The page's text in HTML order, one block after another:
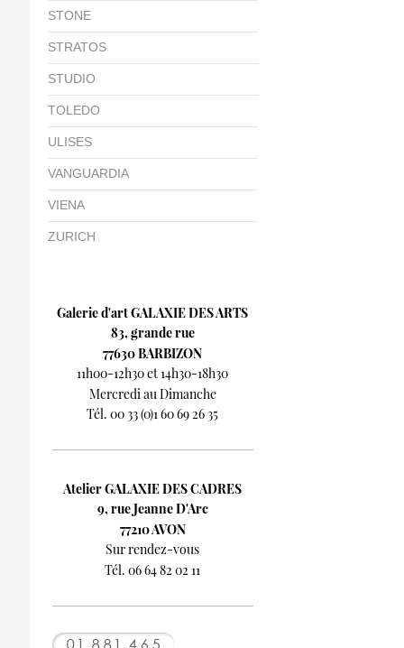
STONE
STRATOS
STUDIO
TOLEDO
ULISES
VANGUARDIA
VIENA
ZURICH
Galerie d'art GALAXIE DES ARTS
83, grande rue
77630 BARBIZON
11h00-12h30 et 14h30-18h30
Mercredi au Dimanche
Tél. 00 33 (0)1 60 69 26 35
Atelier GALAXIE DES CADRES
9, rue Jeanne D'Arc
77210 AVON
Sur rendez-vous
Tél. 06 64 82 02 11